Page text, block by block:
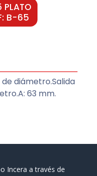
B-65
diámetro.Salida
63 mm.
Incera a través de